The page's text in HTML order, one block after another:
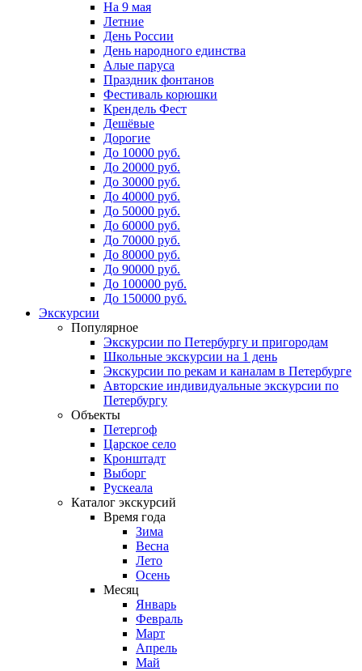
На 9 мая
Летние
День России
День народного единства
Алые паруса
Праздник фонтанов
Фестиваль корюшки
Крендель Фест
Дешёвые
Дорогие
До 10000 руб.
До 20000 руб.
До 30000 руб.
До 40000 руб.
До 50000 руб.
До 60000 руб.
До 70000 руб.
До 80000 руб.
До 90000 руб.
До 100000 руб.
До 150000 руб.
Экскурсии
Популярное
Экскурсии по Петербургу и пригородам
Школьные экскурсии на 1 день
Экскурсии по рекам и каналам в Петербурге
Авторские индивидуальные экскурсии по
Петербургу
Объекты
Петергоф
Царское село
Кронштадт
Выборг
Рускеала
Каталог экскурсий
Время года
Зима
Весна
Лето
Осень
Месяц
Январь
Февраль
Март
Апрель
Май